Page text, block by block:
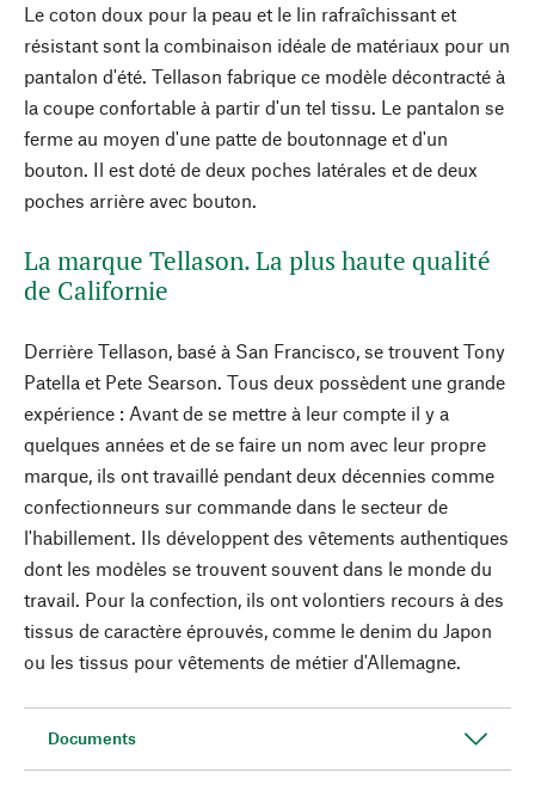
Le coton doux pour la peau et le lin rafraîchissant et
résistant sont la combinaison idéale de matériaux pour un
pantalon d'été. Tellason fabrique ce modèle décontracté à
la coupe confortable à partir d'un tel tissu. Le pantalon se
ferme au moyen d'une patte de boutonnage et d'un
bouton. Il est doté de deux poches latérales et de deux
poches arrière avec bouton.
La marque Tellason. La plus haute qualité
de Californie
Derrière Tellason, basé à San Francisco, se trouvent Tony
Patella et Pete Searson. Tous deux possèdent une grande
expérience : Avant de se mettre à leur compte il y a
quelques années et de se faire un nom avec leur propre
marque, ils ont travaillé pendant deux décennies comme
confectionneurs sur commande dans le secteur de
l'habillement. Ils développent des vêtements authentiques
dont les modèles se trouvent souvent dans le monde du
travail. Pour la confection, ils ont volontiers recours à des
tissus de caractère éprouvés, comme le denim du Japon
ou les tissus pour vêtements de métier d'Allemagne.
Documents